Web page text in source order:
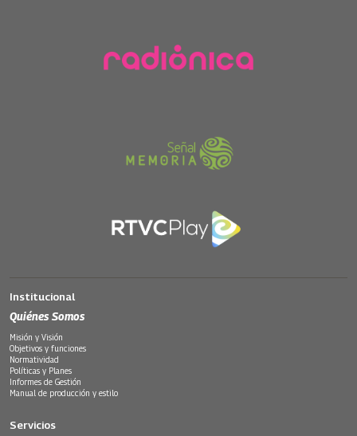
Institucional
Quiénes Somos
Misión y Visión
Objetivos y funciones
Normatividad
Políticas y Planes
Informes de Gestión
Manual de producción y estilo
Servicios